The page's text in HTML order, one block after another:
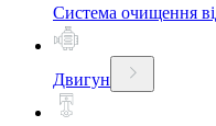
Система очищення
Двигун